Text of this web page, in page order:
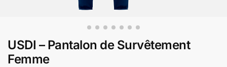
USDI – Pantalon de Survêtement
Femme